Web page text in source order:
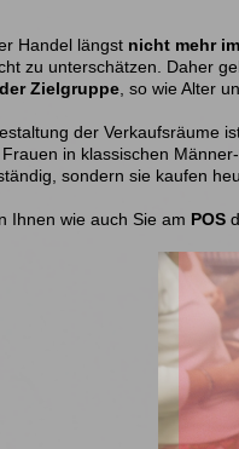
Handel längst nicht mehr
zu unterschätzen. Daher
Zielgruppe , so wie Alter
der Verkaufsräume
in klassischen
sondern sie kaufen
Ihnen wie auch Sie am POS